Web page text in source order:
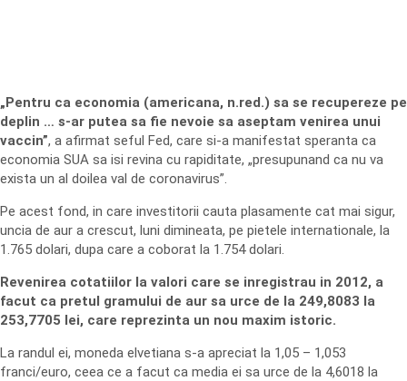
„Pentru ca economia (americana, n.red.) sa se recupereze pe
deplin … s-ar putea sa fie nevoie sa aseptam venirea unui
vaccin”, a afirmat seful Fed, care si-a manifestat speranta ca
economia SUA sa isi revina cu rapiditate, „presupunand ca nu va
exista un al doilea val de coronavirus”.
Pe acest fond, in care investitorii cauta plasamente cat mai sigur,
uncia de aur a crescut, luni dimineata, pe pietele internationale, la
1.765 dolari, dupa care a coborat la 1.754 dolari.
Revenirea cotatiilor la valori care se inregistrau in 2012, a
facut ca pretul gramului de aur sa urce de la 249,8083 la
253,7705 lei, care reprezinta un nou maxim istoric.
La randul ei, moneda elvetiana s-a apreciat la 1,05 – 1,053
franci/euro, ceea ce a facut ca media ei sa urce de la 4,6018 la